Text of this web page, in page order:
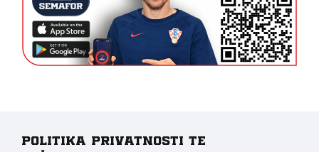
Politika privatnosti te